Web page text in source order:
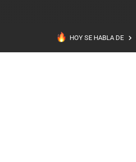
HOY SE HABLA DE